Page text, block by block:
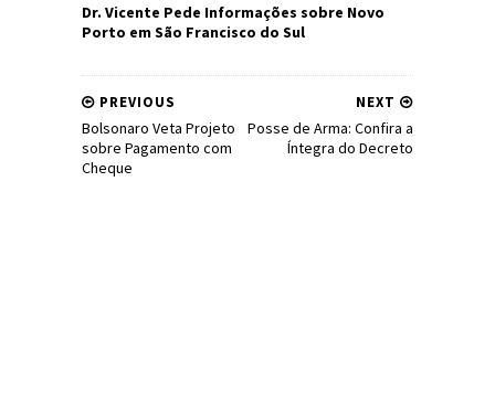
Dr. Vicente Pede Informações sobre Novo
Porto em São Francisco do Sul
NEXT
Posse de Arma: Confira a
Íntegra do Decreto
PREVIOUS
Bolsonaro Veta Projeto
sobre Pagamento com
Cheque